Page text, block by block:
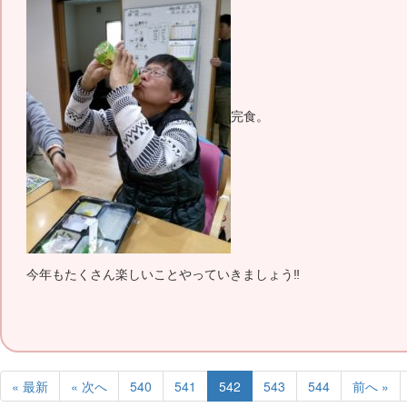
完食。
今年もたくさん楽しいことやっていきましょう‼
« 最新 « 次へ 540 541 542 543 544 前へ »